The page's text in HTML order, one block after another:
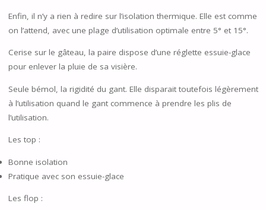
Enfin, il n’y a rien à redire sur l’isolation thermique. Elle est comme
on l’attend, avec une plage d’utilisation optimale entre 5° et 15°.
Cerise sur le gâteau, la paire dispose d’une réglette essuie-glace
pour enlever la pluie de sa visière.
Seule bémol, la rigidité du gant. Elle disparait toutefois légèrement
à l’utilisation quand le gant commence à prendre les plis de
l’utilisation.
Les top :
Bonne isolation
Pratique avec son essuie-glace
Les flop :